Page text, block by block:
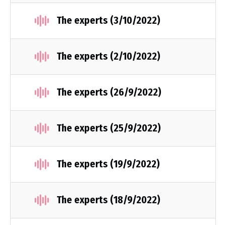
The experts (3/10/2022)
The experts (2/10/2022)
The experts (26/9/2022)
The experts (25/9/2022)
The experts (19/9/2022)
The experts (18/9/2022)